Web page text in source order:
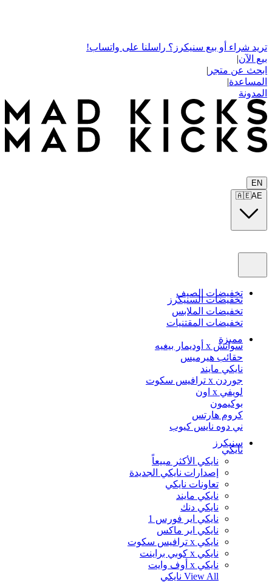
تريد شراء أو بيع سنيكرز؟ راسلنا على واتساب!
بيع الآن|
ابحث عن متجر |
المساعدة|
المدونة
EN
🇦🇪AE
تخفيضات الصيف
تخفيضات السنيكرز
تخفيضات الملابس
تخفيضات المقتنيات
مميزة
سواتش x أوديمار بيغيه
حقائب هيرميس
نايكي مايند
جوردن x ترافيس سكوت
لويفي x اون
بوكيمون
كروم هارتس
ني دوه نايس كيوب
سنيكرز
نايكي
نايكي الأكثر مبيعاً
إصدارات نايكي الجديدة
تعاونات نايكي
نايكي مايند
نايكي دنك
نايكي اير فورس 1
نايكي اير ماكس
نايكي x ترافيس سكوت
نايكي x كوبي براينت
نايكي x أوف وايت
View All نايكي